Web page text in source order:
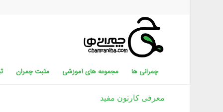
چمرانی ها مجموعه های آموزشی مثبت چمران
معرفی کارتون مفید